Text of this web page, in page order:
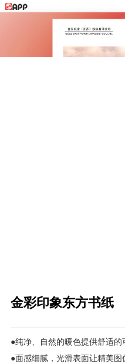
金彩印象东方书纸
●纯净、自然的暖色提供舒适的
●面感细腻，光滑表面让精美图